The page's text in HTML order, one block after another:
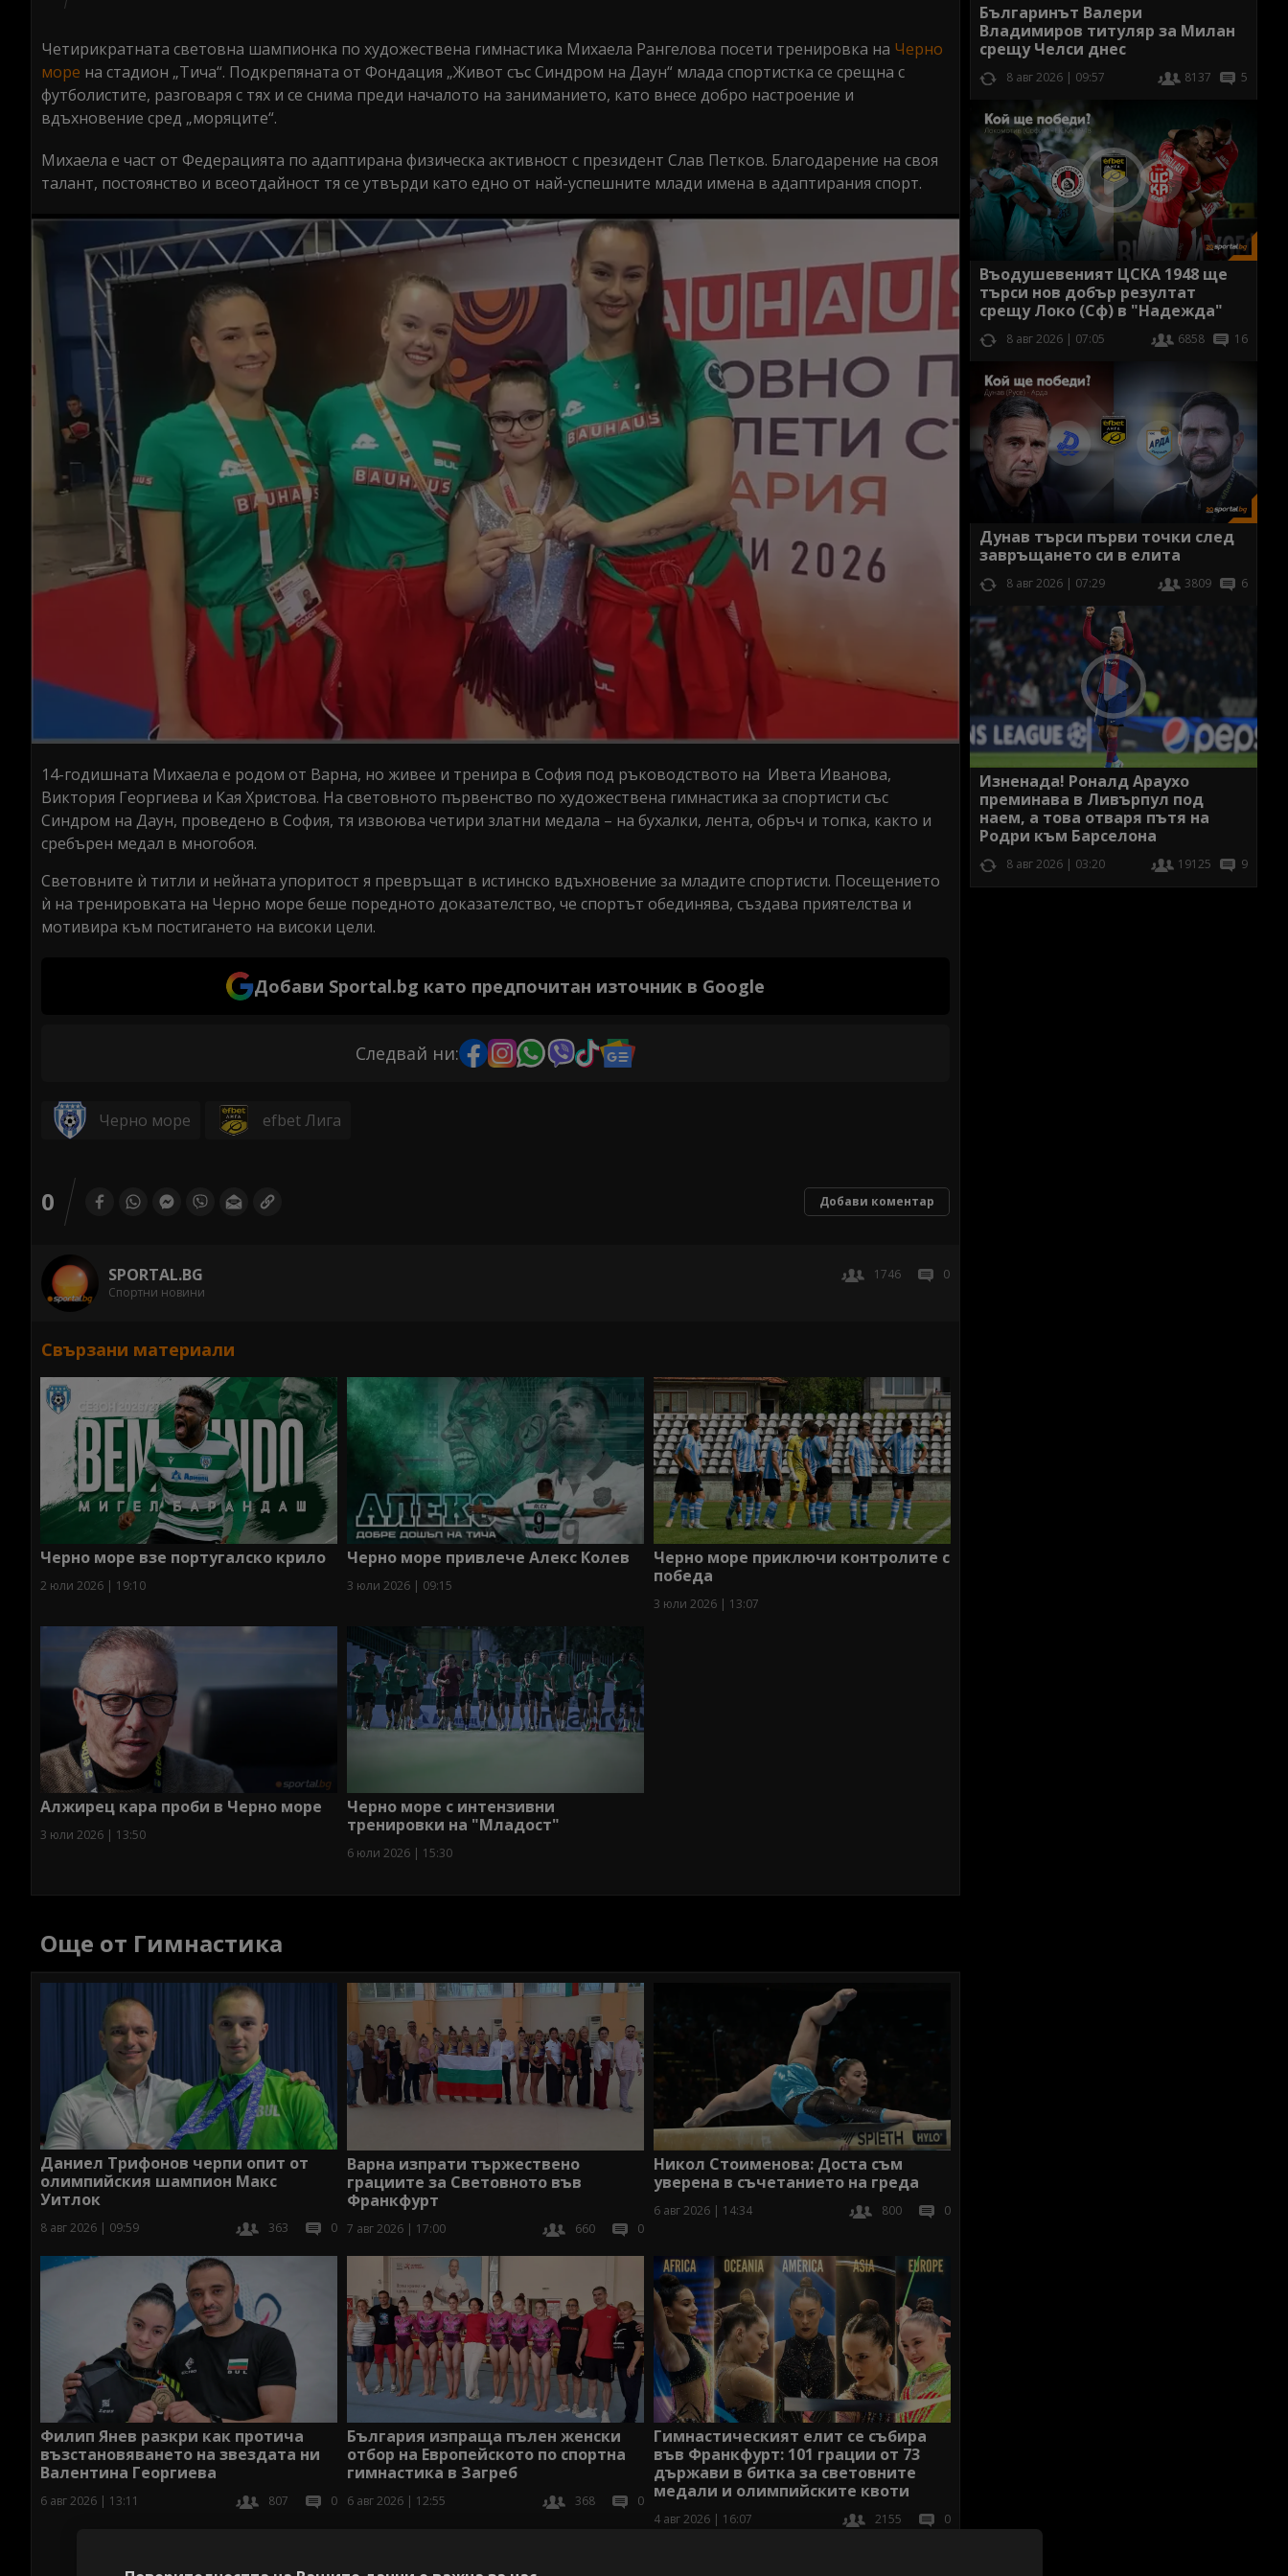
Четирикратната световна шампионка по художествена гимнастика Михаела Рангелова посети тренировка на Черно
море на стадион „Тича“. Подкрепяната от Фондация „Живот със Синдром на Даун“ млада спортистка се срещна с
футболистите, разговаря с тях и се снима преди началото на заниманието, като внесе добро настроение и
вдъхновение сред „моряците“.
Михаела е част от Федерацията по адаптирана физическа активност с президент Слав Петков. Благодарение на своя
талант, постоянство и всеотдайност тя се утвърди като едно от най-успешните млади имена в адаптирания спорт.
14-годишната Михаела е родом от Варна, но живее и тренира в София под ръководството на Ивета Иванова,
Виктория Георгиева и Кая Христова. На световното първенство по художествена гимнастика за спортисти със
Синдром на Даун, проведено в София, тя извоюва четири златни медала – на бухалки, лента, обръч и топка, както и
сребърен медал в многобоя.
Световните ѝ титли и нейната упоритост я превръщат в истинско вдъхновение за младите спортисти. Посещението
ѝ на тренировката на Черно море беше поредното доказателство, че спортът обединява, създава приятелства и
мотивира към постигането на високи цели.
Добави Sportal.bg като предпочитан източник в Google
Следвай ни:
Черно море efbet Лига
0 Добави коментар
SPORTAL.BG
Спортни новини
1746 0
Свързани материали
Черно море взе португалско крило
2 юли 2026 | 19:10
Черно море привлече Алекс Колев
3 юли 2026 | 09:15
Черно море приключи контролите с
победа
3 юли 2026 | 13:07
Алжирец кара проби в Черно море
3 юли 2026 | 13:50
Черно море с интензивни
тренировки на "Младост"
6 юли 2026 | 15:30
Още от Гимнастика
Даниел Трифонов черпи опит от
олимпийския шампион Макс
Уитлок
8 авг 2026 | 09:59 363 0
Варна изпрати тържествено
грациите за Световното във
Франкфурт
7 авг 2026 | 17:00 660 0
Никол Стоименова: Доста съм
уверена в съчетанието на греда
6 авг 2026 | 14:34 800 0
Филип Янев разкри как протича
възстановяването на звездата ни
Валентина Георгиева
6 авг 2026 | 13:11 807 0
България изпраща пълен женски
отбор на Европейското по спортна
гимнастика в Загреб
6 авг 2026 | 12:55 368 0
Гимнастическият елит се събира
във Франкфурт: 101 грации от 73
държави в битка за световните
медали и олимпийските квоти
4 авг 2026 | 16:07 2155
0
Българинът Валери
Владимиров титуляр за Милан
срещу Челси днес
8 авг 2026 | 09:57 8137 5
Въодушевеният ЦСКА 1948 ще
търси нов добър резултат
срещу Локо (Сф) в "Надежда"
8 авг 2026 | 07:05 6858 16
Дунав търси първи точки след
завръщането си в елита
8 авг 2026 | 07:29 3809 6
Изненада! Роналд Араухо
преминава в Ливърпул под
наем, а това отваря пътя на
Родри към Барселона
8 авг 2026 | 03:20 19125 9